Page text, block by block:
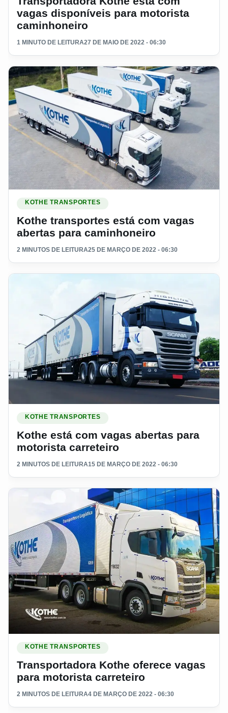
vagas disponíveis para motorista
caminhoneiro
1 MINUTO DE LEITURA27 DE MAIO DE 2022 - 06:30
KOTHE TRANSPORTES
Kothe transportes está com vagas
abertas para caminhoneiro
2 MINUTOS DE LEITURA25 DE MARÇO DE 2022 - 06:30
KOTHE TRANSPORTES
Kothe está com vagas abertas para
motorista carreteiro
2 MINUTOS DE LEITURA15 DE MARÇO DE 2022 - 06:30
KOTHE TRANSPORTES
Transportadora Kothe oferece vagas
para motorista carreteiro
2 MINUTOS DE LEITURA4 DE MARÇO DE 2022 - 06:30